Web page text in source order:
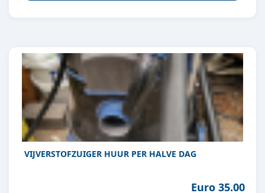
VIJVERSTOFZUIGER HUUR PER HALVE DAG
Euro 35.00